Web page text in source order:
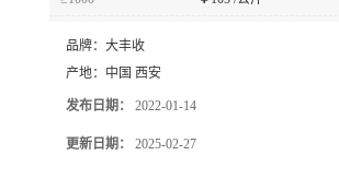
品牌： 大丰收
产地： 中国 西安
发布日期： 2022-01-14
更新日期： 2025-02-27